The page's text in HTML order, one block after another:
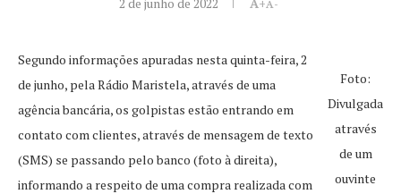
A-
Foto:
Divulgada
através
de um
ouvinte
Segundo informações apuradas nesta quinta-feira, 2
de junho, pela Rádio Maristela, através de uma
agência bancária, os golpistas estão entrando em
contato com clientes, através de mensagem de texto
(SMS) se passando pelo banco (foto à direita),
informando a respeito de uma compra realizada com